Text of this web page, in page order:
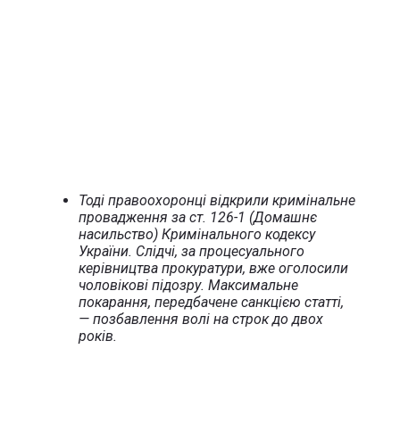
Тоді правоохоронці відкрили кримінальне
провадження за ст. 126-1 (Домашнє
насильство) Кримінального кодексу
України. Слідчі, за процесуального
керівництва прокуратури, вже оголосили
чоловікові підозру. Максимальне
покарання, передбачене санкцією статті,
— позбавлення волі на строк до двох
років.